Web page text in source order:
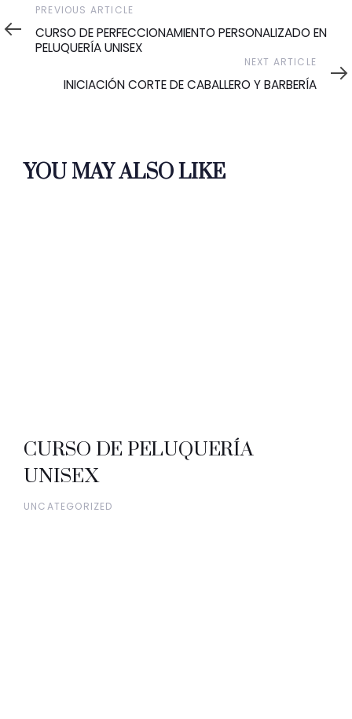
Previous
Article
PREVIOUS ARTICLE
CURSO DE PERFECCIONAMIENTO PERSONALIZADO EN
PELUQUERÍA UNISEX
Article
NEXT ARTICLE
INICIACIÓN CORTE DE CABALLERO Y BARBERÍA
YOU MAY ALSO LIKE
CURSO DE PELUQUERÍA
UNISEX
UNCATEGORIZED